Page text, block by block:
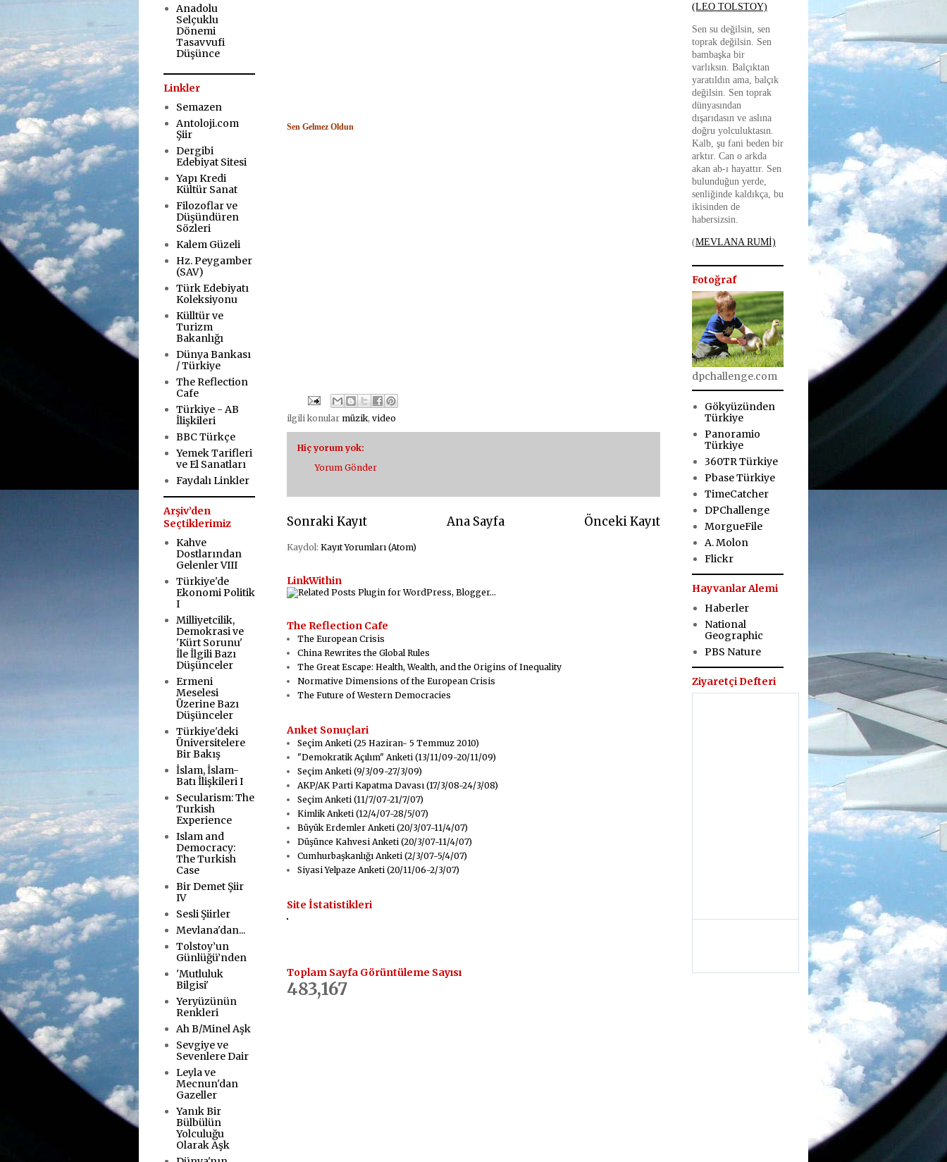
Sen Gelmez Oldun
ilgili konular müzik, video
Hiç yorum yok:
Yorum Gönder
Sonraki Kayıt Önceki Kayıt
Ana Sayfa
Kaydol: Kayıt Yorumları (Atom)
LinkWithin
The Reflection Cafe
The European Crisis
China Rewrites the Global Rules
The Great Escape: Health, Wealth, and the Origins of Inequality
Normative Dimensions of the European Crisis
The Future of Western Democracies
Anket Sonuçlari
Seçim Anketi (25 Haziran- 5 Temmuz 2010)
"Demokratik Açılım" Anketi (13/11/09-20/11/09)
Seçim Anketi (9/3/09-27/3/09)
AKP/AK Parti Kapatma Davası (17/3/08-24/3/08)
Seçim Anketi (11/7/07-21/7/07)
Kimlik Anketi (12/4/07-28/5/07)
Büyük Erdemler Anketi (20/3/07-11/4/07)
Düşünce Kahvesi Anketi (20/3/07-11/4/07)
Cumhurbaşkanlığı Anketi (2/3/07-5/4/07)
Siyasi Yelpaze Anketi (20/11/06-2/3/07)
Site İstatistikleri
Toplam Sayfa Görüntüleme Sayısı
483,167
Anadolu
Selçuklu
Dönemi
Tasavvufi
Düşünce
Linkler
Semazen
Antoloji.com
Şiir
Dergibi
Edebiyat Sitesi
Yapı Kredi
Kültür Sanat
Filozoflar ve
Düşündüren
Sözleri
Kalem Güzeli
Hz. Peygamber
(SAV)
Türk Edebiyatı
Koleksiyonu
Külltür ve
Turizm
Bakanlığı
Dünya Bankası
/ Türkiye
The Reflection
Cafe
Türkiye - AB
İlişkileri
BBC Türkçe
Yemek Tarifleri
ve El Sanatları
Faydalı Linkler
Arşiv’den
Seçtiklerimiz
Kahve
Dostlarından
Gelenler VIII
Türkiye'de
Ekonomi Politik
I
Milliyetcilik,
Demokrasi ve
'Kürt Sorunu'
İle İlgili Bazı
Düşünceler
Ermeni
Meselesi
Üzerine Bazı
Düşünceler
Türkiye'deki
Üniversitelere
Bir Bakış
İslam, İslam-
Batı İlişkileri I
Secularism: The
Turkish
Experience
Islam and
Democracy:
The Turkish
Case
Bir Demet Şiir
IV
Sesli Şiirler
Mevlana'dan...
Tolstoy’un
Günlüğü’nden
'Mutluluk
Bilgisi'
Yeryüzünün
Renkleri
Ah B/Minel Aşk
Sevgiye ve
Sevenlere Dair
Leyla ve
Mecnun'dan
Gazeller
Yanık Bir
Bülbülün
Yolculuğu
Olarak Aşk
(LEO TOLSTOY)
Sen su değilsin, sen
toprak değilsin. Sen
bambaşka bir
varlıksın. Balçıktan
yaratıldın ama, balçık
değilsin. Sen toprak
dünyasından
dışarıdasın ve aslına
doğru yolculuktasın.
Kalb, şu fani beden bir
arktır. Can o arkda
akan ab-ı hayattır. Sen
bulunduğun yerde,
senliğinde kaldıkça, bu
ikisinden de
habersizsin.
(MEVLANA RUMİ)
Fotoğraf
dpchallenge.com
Gökyüzünden
Türkiye
Panoramio
Türkiye
360TR Türkiye
Pbase Türkiye
TimeCatcher
DPChallenge
MorgueFile
A. Molon
Flickr
Hayvanlar Alemi
Haberler
National
Geographic
PBS Nature
Ziyaretçi Defteri